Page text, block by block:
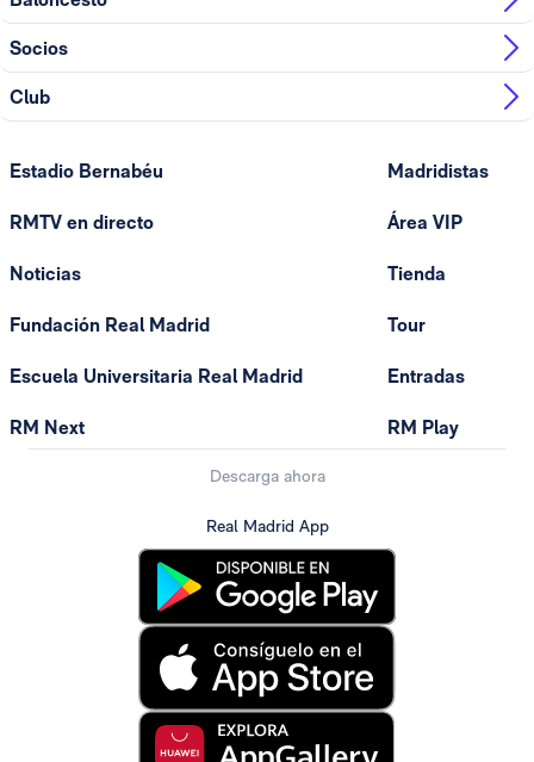
Socios
Club
Estadio Bernabéu
RMTV en directo
Noticias
Fundación Real Madrid
Escuela Universitaria Real Madrid
RM Next
Madridistas
Área VIP
Tienda
Tour
Entradas
RM Play
Descarga ahora
Real Madrid App